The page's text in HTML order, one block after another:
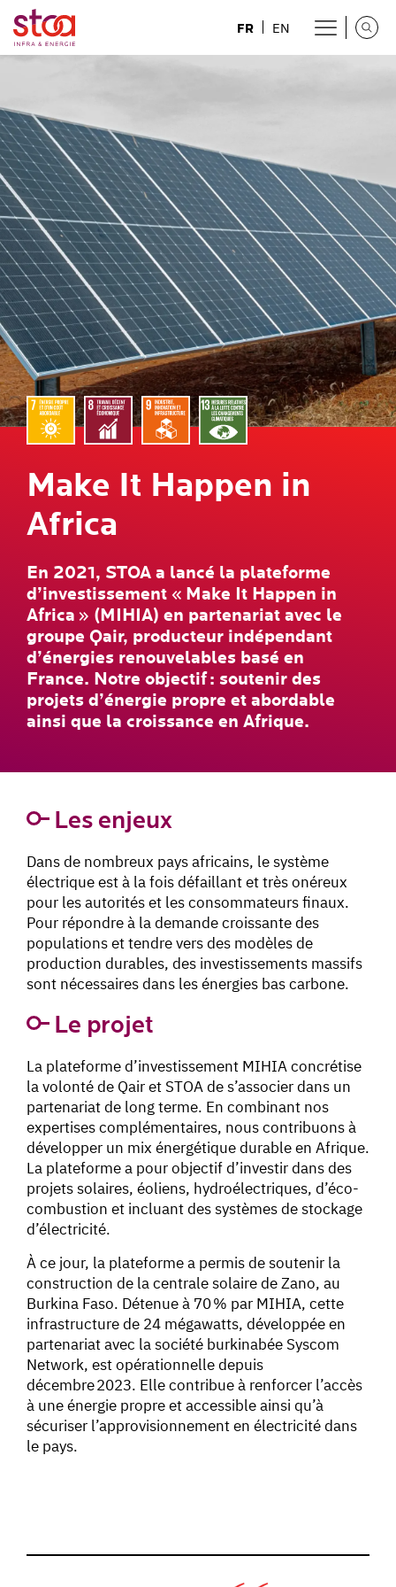
FR EN
Make It Happen in
Africa
En 2021, STOA a lancé la plateforme
d’investissement « Make It Happen in
Africa » (MIHIA) en partenariat avec le
groupe Qair, producteur indépendant
d’énergies renouvelables basé en
France. Notre objectif : soutenir des
projets d’énergie propre et abordable
ainsi que la croissance en Afrique.
Les enjeux
Dans de nombreux pays africains, le système
électrique est à la fois défaillant et très onéreux
pour les autorités et les consommateurs finaux.
Pour répondre à la demande croissante des
populations et tendre vers des modèles de
production durables, des investissements massifs
sont nécessaires dans les énergies bas carbone.
Le projet
La plateforme d’investissement MIHIA concrétise
la volonté de Qair et STOA de s’associer dans un
partenariat de long terme. En combinant nos
expertises complémentaires, nous contribuons à
développer un mix énergétique durable en Afrique.
La plateforme a pour objectif d’investir dans des
projets solaires, éoliens, hydroélectriques, d’éco-
combustion et incluant des systèmes de stockage
d’électricité.
À ce jour, la plateforme a permis de soutenir la
construction de la centrale solaire de Zano, au
Burkina Faso. Détenue à 70 % par MIHIA, cette
infrastructure de 24 mégawatts, développée en
partenariat avec la société burkinabée Syscom
Network, est opérationnelle depuis
décembre 2023. Elle contribue à renforcer l’accès
à une énergie propre et accessible ainsi qu’à
sécuriser l’approvisionnement en électricité dans
le pays.